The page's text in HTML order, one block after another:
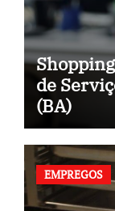
de
(BA)
EMPREGOS